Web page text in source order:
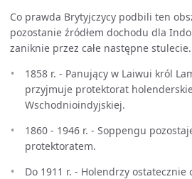
Co prawda Brytyjczycy podbili ten
pozostanie źródłem dochodu dla
zaniknie przez całe następne stulecie.
1858 r. - Panujący w Laiwui król
przyjmuje protektorat
Wschodnioindyjskiej.
1860 - 1946 r. - Soppengu
protektoratem.
Do 1911 r. - Holendrzy ostatecznie